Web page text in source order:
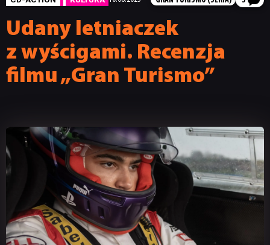
Udany letniaczek
z wyścigami. Recenzja
filmu „Gran Turismo”